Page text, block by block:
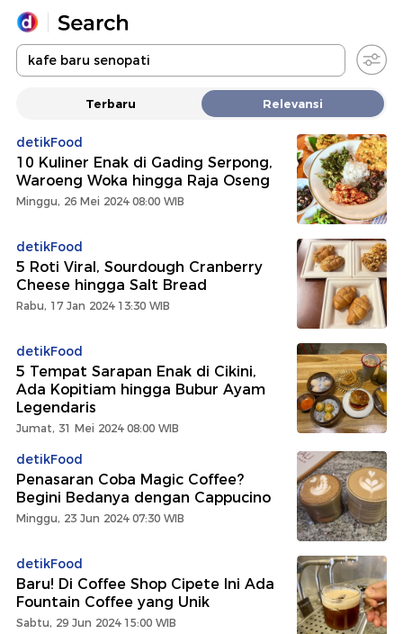
Yang sedang ramai dicari
Promoted
Terakhir yang dicari
Terbaru Relevansi
detikFood
10 Kuliner Enak di Gading Serpong,
Waroeng Woka hingga Raja Oseng
Minggu, 26 Mei 2024 08:00 WIB
detikFood
5 Roti Viral, Sourdough Cranberry
Cheese hingga Salt Bread
Rabu, 17 Jan 2024 13:30 WIB
detikFood
5 Tempat Sarapan Enak di Cikini,
Ada Kopitiam hingga Bubur Ayam
Legendaris
Jumat, 31 Mei 2024 08:00 WIB
detikFood
Penasaran Coba Magic Coffee?
Begini Bedanya dengan Cappucino
Minggu, 23 Jun 2024 07:30 WIB
detikFood
Baru! Di Coffee Shop Cipete Ini Ada
Fountain Coffee yang Unik
Sabtu, 29 Jun 2024 15:00 WIB